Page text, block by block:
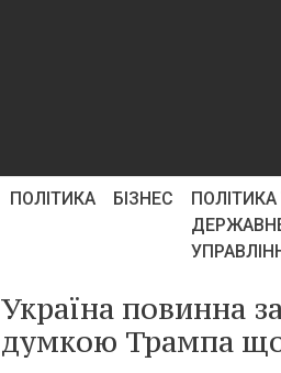
ПОЛІТИКА БІЗНЕС
ПОЛІТИКА
Україна повинна
думкою Трампа